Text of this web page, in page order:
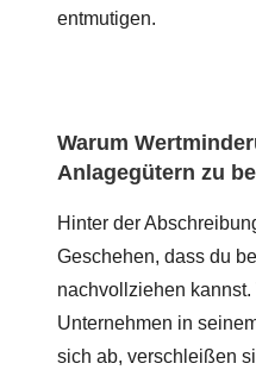
entmutigen.
Warum
Anlagegütern zu
Hinter der
Geschehen, dass du
nachvollziehen
Unternehmen in
sich ab, verschleißen